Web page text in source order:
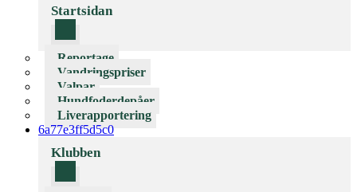
Startsidan
Reportage
Vandringspriser
Valpar
Hundfoderdepåer
Liverapportering
6a77e3ff5d5c0
Klubben